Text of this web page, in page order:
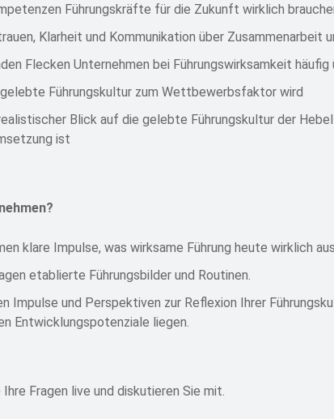
Führungskräfte für die Zukunft wirklich
Klarheit und Kommunikation über Zusammenarbeit
Flecken Unternehmen bei Führungswirksamkeit häufig
Führungskultur zum Wettbewerbsfaktor wird
Blick auf die gelebte Führungskultur der
ist
klare Impulse, was wirksame Führung heute wirklich
etablierte Führungsbilder und Routinen.
Impulse und Perspektiven zur Reflexion Ihrer
Entwicklungspotenziale liegen.
Fragen live und diskutieren Sie mit.